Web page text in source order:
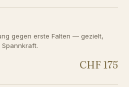
gegen erste Falten — gezielt,
CHF 175